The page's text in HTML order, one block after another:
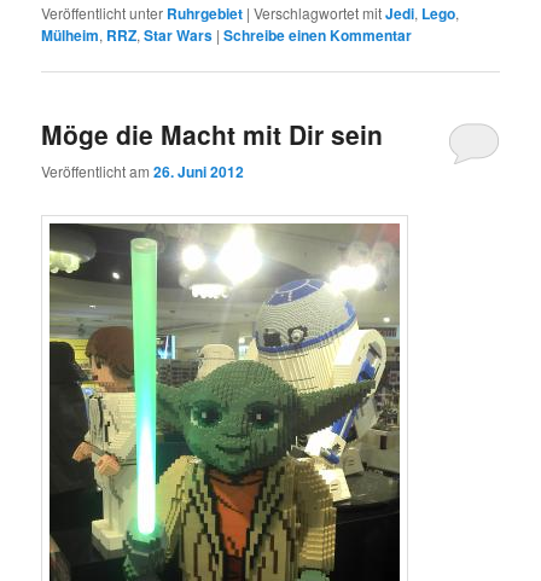
Veröffentlicht unter Ruhrgebiet |Verschlagwortet mitJedi, Lego,
Mülheim, RRZ,Star Wars |Schreibe einen Kommentar
Möge die Macht mit Dir sein
Veröffentlicht am26. Juni 2012